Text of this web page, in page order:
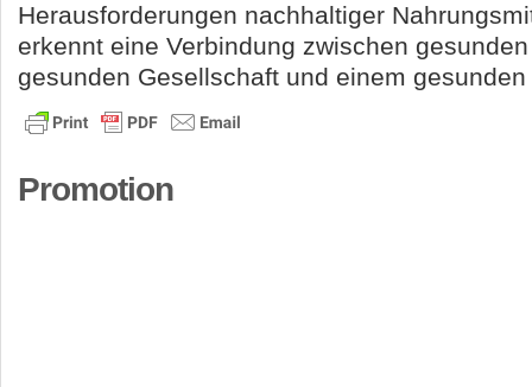
Herausforderungen nachhaltiger
erkennt eine Verbindung zwischen
gesunden Gesellschaft und einem
Promotion